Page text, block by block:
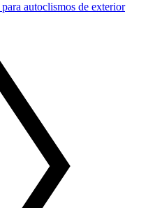
autoclismos de exterior